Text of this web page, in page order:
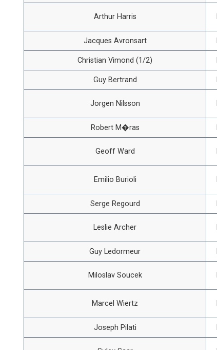
Arthur Harris
Jacques Avronsart
Christian Vimond (1/2)
Guy Bertrand
Jorgen Nilsson
Robert M�ras
Geoff Ward
Emilio Burioli
Serge Regourd
Leslie Archer
Guy Ledormeur
Miloslav Soucek
Marcel Wiertz
Joseph Pilati